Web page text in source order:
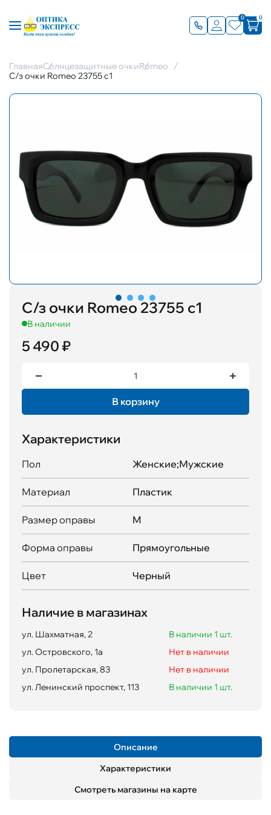
0 0
ГлавнаяСолнцезащитные очкиRomeo
С/з очки Romeo 23755 с1
С/з очки Romeo 23755 с1
В наличии
5 490 ₽
В корзину
Характеристики
Пол Женские;Мужские
Материал Пластик
Размер оправы M
Форма оправы Прямоугольные
Цвет Черный
Наличие в магазинах
ул. Шахматная, 2
В наличии 1 шт.
ул. Островского, 1а
Нет в наличии
ул. Пролетарская, 83
Нет в наличии
ул. Ленинский проспект, 113
В наличии 1 шт.
Описание
Характеристики
Смотреть магазины на карте